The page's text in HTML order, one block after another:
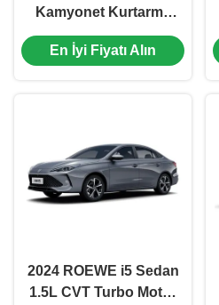
Kamyonet Kurtarma
Aracı
En İyi Fiyatı Alın
2024 ROEWE i5 Sedan
1.5L CVT Turbo Motor